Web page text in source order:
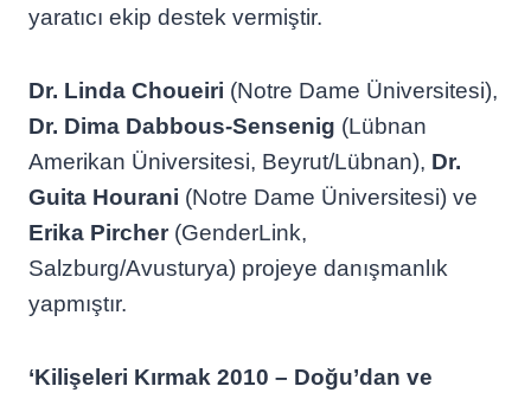
yaratıcı ekip destek vermiştir.
Dr. Linda Choueiri (Notre Dame Üniversitesi),
Dr. Dima Dabbous-Sensenig (Lübnan
Amerikan Üniversitesi, Beyrut/Lübnan), Dr.
Guita Hourani (Notre Dame Üniversitesi) ve
Erika Pircher (GenderLink,
Salzburg/Avusturya) projeye danışmanlık
yapmıştır.
‘Kilişeleri Kırmak 2010 – Doğu’dan ve